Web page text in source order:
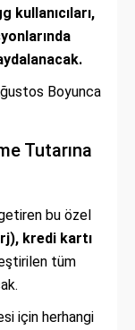
kullanıcıları,
Boyunca
Tutarına
bu özel
kredi kartı
tüm
için herhangi